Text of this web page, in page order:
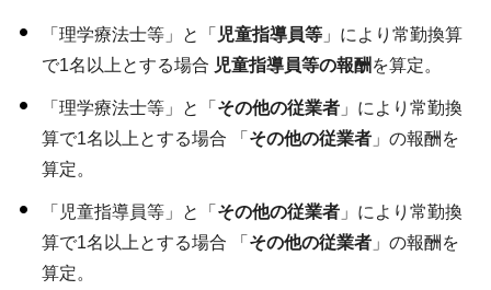
「理学療法士等」と「 児童指導員等 」により常勤換算
で1名以上とする場合 児童指導員等の報酬 を算定。
「理学療法士等」と「 その他の従業者 」により常勤換
算で1名以上とする場合 「 その他の従業者 」の報酬を
算定。
「児童指導員等」と「 その他の従業者 」により常勤換
算で1名以上とする場合 「 その他の従業者 」の報酬を
算定。